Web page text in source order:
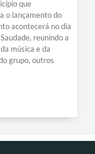
que
o lançamento do
acontecerá no dia
reunindo a
música e da
grupo, outros